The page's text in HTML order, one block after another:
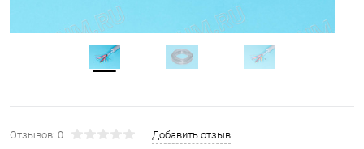
Отзывов: 0 Добавить отзыв